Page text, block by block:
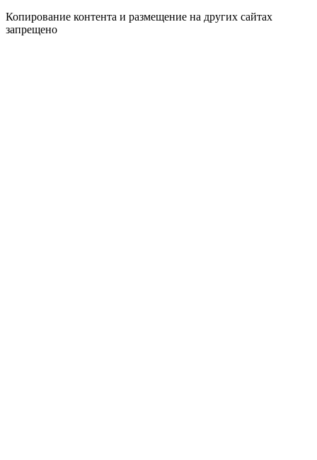
Копирование контента и размещение на других сайтах
запрещено